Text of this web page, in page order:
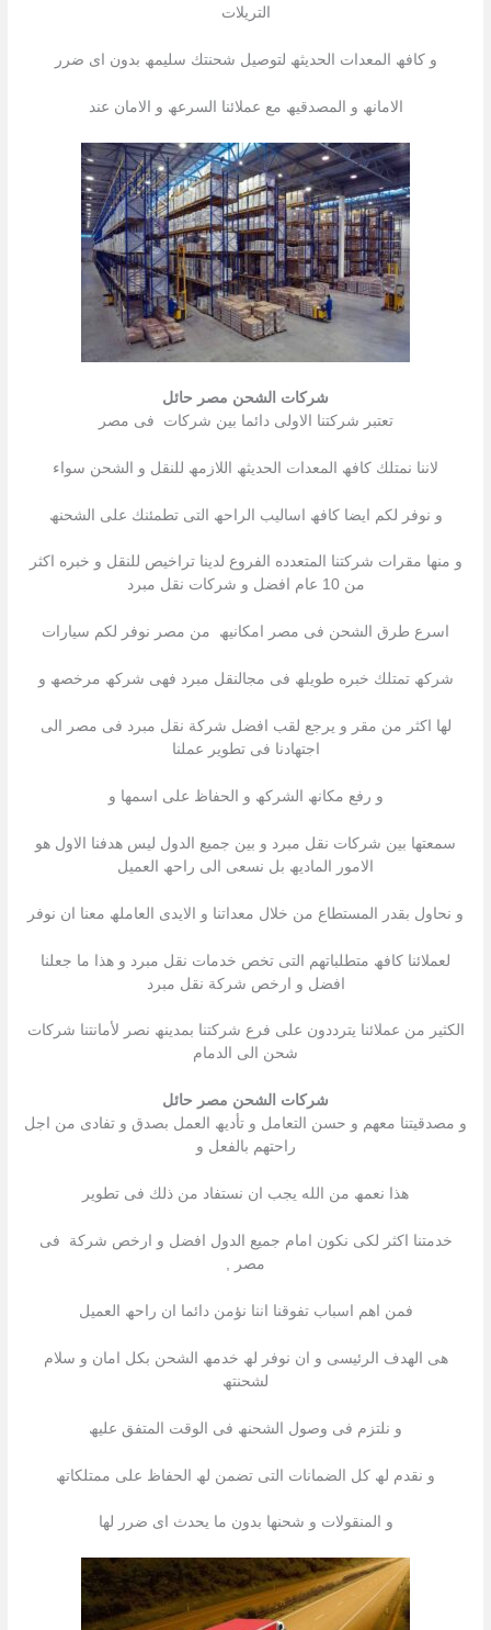
التریلات
و كافھ المعدات الحدیثھ لتوصیل شحنتك سلیمھ بدون اى ضرر
الامانھ و المصدقیھ مع عملائنا السرعھ و الامان عند
شركات الشحن مصر حائل
تعتبر شركتنا الاولى دائما بین شركات فى مصر
لاننا نمتلك كافھ المعدات الحدیثھ اللازمھ للنقل و الشحن سواء
و نوفر لكم ایضا كافھ اسالیب الراحھ التى تطمئنك على الشحنھ
و منھا مقرات شركتنا المتعدده الفروع لدینا تراخیص للنقل و خبره اكثر
من 10 عام افضل و شركات نقل مبرد
اسرع طرق الشحن فى مصر امكانیھ من مصر نوفر لكم سیارات
شركھ تمتلك خبره طویلھ فى مجالنقل مبرد فھى شركھ مرخصھ و
لھا اكثر من مقر و یرجع لقب افضل شركة نقل مبرد فى مصر الى
اجتھادنا فى تطویر عملنا
و رفع مكانھ الشركھ و الحفاظ على اسمھا و
سمعتھا بین شركات نقل مبرد و بین جمیع الدول لیس ھدفنا الاول ھو
الامور المادیھ بل نسعى الى راحھ العمیل
و نحاول بقدر المستطاع من خلال معداتنا و الایدى العاملھ معنا ان نوفر
لعملائنا كافھ متطلباتھم التى تخص خدمات نقل مبرد و ھذا ما جعلنا
افضل و ارخص شركة نقل مبرد
الكثیر من عملائنا یترددون على فرع شركتنا بمدینھ نصر لأمانتنا شركات
شحن الى الدمام
شركات الشحن مصر حائل
و مصدقیتنا معھم و حسن التعامل و تأدیھ العمل بصدق و تفادى من اجل
راحتھم بالفعل و
ھذا نعمھ من الله یجب ان نستفاد من ذلك فى تطویر
خدمتنا اكثر لكى نكون امام جمیع الدول افضل و ارخص شركة فى
مصر ,
فمن اھم اسباب تفوقنا اننا نؤمن دائما ان راحھ العمیل
ھى الھدف الرئیسى و ان نوفر لھ خدمھ الشحن بكل امان و سلام
لشحنتھ
و نلتزم فى وصول الشحنھ فى الوقت المتفق علیھ
و نقدم لھ كل الضمانات التى تضمن لھ الحفاظ على ممتلكاتھ
و المنقولات و شحنھا بدون ما یحدث اى ضرر لھا